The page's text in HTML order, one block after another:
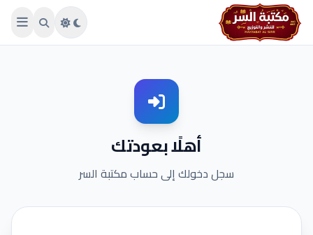
Skip to main content
أهلًا بعودتك
سجل دخولك إلى حساب مكتبة السر